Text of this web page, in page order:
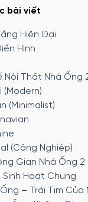
bài viết
Hiện Đại
Hình
Nội Thất Nhà Ống
(Modern)
(Minimalist)
(Công Nghiệp)
Gian Nhà Ống 2
Hoạt Chung
– Trái Tim Của